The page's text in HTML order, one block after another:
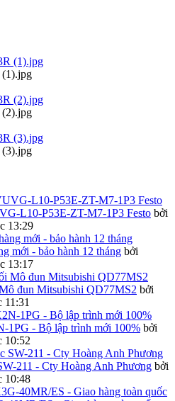
L10-P53E-ZT-M7-1P3 Festo bởi
13:29
mới - bảo hành 12 tháng bởi
13:17
đun Mitsubishi QD77MS2 bởi
11:31
1PG - Bộ lập trình mới 100% bởi
10:52
211 - Cty Hoàng Anh Phương bởi
10:48